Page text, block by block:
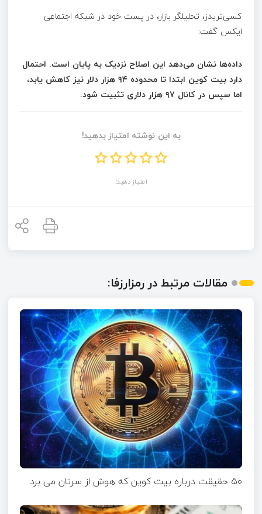
کسی‌تریدز، تحلیلگر بازار، در پست خود در شبکه اجتماعی
ایکس گفت:
داده‌ها نشان می‌دهد این اصلاح نزدیک به پایان است. احتمال
دارد بیت کوین ابتدا تا محدوده ۹۴ هزار دلار نیز کاهش یابد،
اما سپس در کانال ۹۷ هزار دلاری تثبیت شود.
به این نوشته امتیاز بدهید!
امتیاز دهید!
مقالات مرتبط در رمزارزفا:
۵۰ حقیقت درباره بیت کوین که هوش از سرتان می برد